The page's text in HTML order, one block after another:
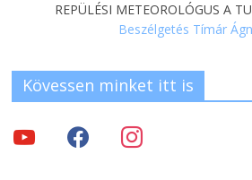
REPÜLÉSI METEOROLÓGUS A
Beszélgetés Tímár
Kövessen minket itt is